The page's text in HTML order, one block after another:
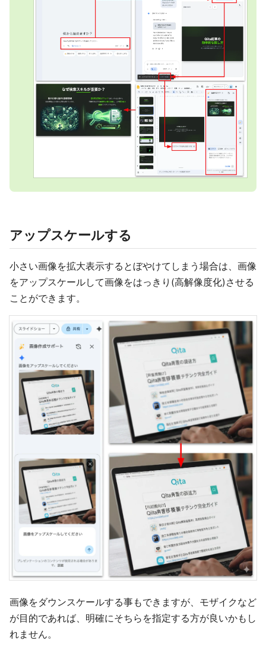
アップスケールする
小さい画像を拡大表示するとぼやけてしまう場合は、画像
をアップスケールして画像をはっきり(高解像度化)させる
ことができます。
画像をダウンスケールする事もできますが、モザイクなど
が目的であれば、明確にそちらを指定する方が良いかもし
れません。